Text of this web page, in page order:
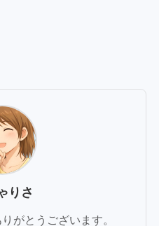
りさ
がとうございます。